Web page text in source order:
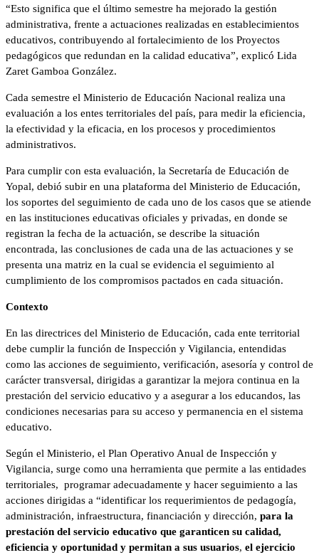
“Esto significa que el último semestre ha mejorado la gestión
administrativa, frente a actuaciones realizadas en establecimientos
educativos, contribuyendo al fortalecimiento de los Proyectos
pedagógicos que redundan en la calidad educativa”, explicó Lida
Zaret Gamboa González.
Cada semestre el Ministerio de Educación Nacional realiza una
evaluación a los entes territoriales del país, para medir la eficiencia,
la efectividad y la eficacia, en los procesos y procedimientos
administrativos.
Para cumplir con esta evaluación, la Secretaría de Educación de
Yopal, debió subir en una plataforma del Ministerio de Educación,
los soportes del seguimiento de cada uno de los casos que se atiende
en las instituciones educativas oficiales y privadas, en donde se
registran la fecha de la actuación, se describe la situación
encontrada, las conclusiones de cada una de las actuaciones y se
presenta una matriz en la cual se evidencia el seguimiento al
cumplimiento de los compromisos pactados en cada situación.
Contexto
En las directrices del Ministerio de Educación, cada ente territorial
debe cumplir la función de Inspección y Vigilancia, entendidas
como las acciones de seguimiento, verificación, asesoría y control de
carácter transversal, dirigidas a garantizar la mejora continua en la
prestación del servicio educativo y a asegurar a los educandos, las
condiciones necesarias para su acceso y permanencia en el sistema
educativo.
Según el Ministerio, el Plan Operativo Anual de Inspección y
Vigilancia, surge como una herramienta que permite a las entidades
territoriales, programar adecuadamente y hacer seguimiento a las
acciones dirigidas a “identificar los requerimientos de pedagogía,
administración, infraestructura, financiación y dirección, para la
prestación del servicio educativo que garanticen su calidad,
eficiencia y oportunidad y permitan a sus usuarios, el ejercicio